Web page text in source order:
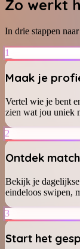
Zo werkt
In drie stappen
1
Maak je
Vertel wie je bent
zien wat jou uniek
2
Ontdek
Bekijk je
eindeloos swipen,
3
Start het